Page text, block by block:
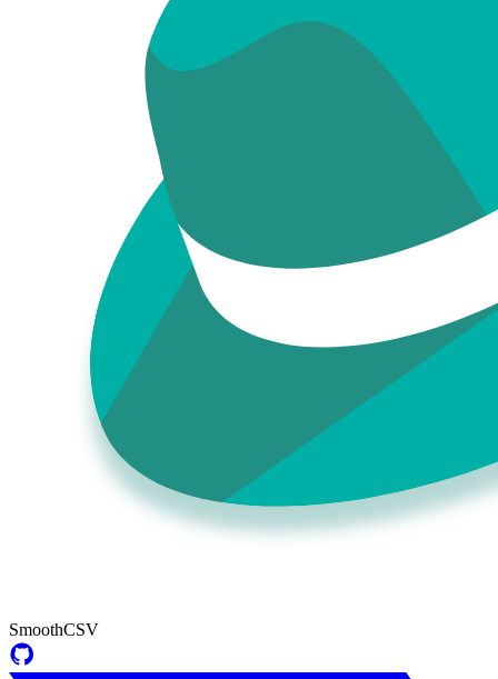
SmoothCSV